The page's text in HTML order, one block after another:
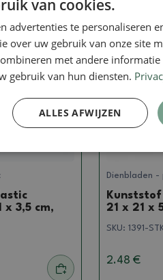
x 3,5 cm,
Dienbladen -
21 x 21 x
SKU: 1391-
2.48 €
van cookies.
advertenties te personaliseren
over uw gebruik van onze site
met andere
gebruik van hun diensten.
ALLES AFWIJZEN